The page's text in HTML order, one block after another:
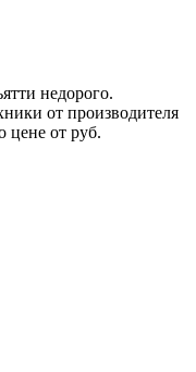
недорого.
от производителя
цене от руб.